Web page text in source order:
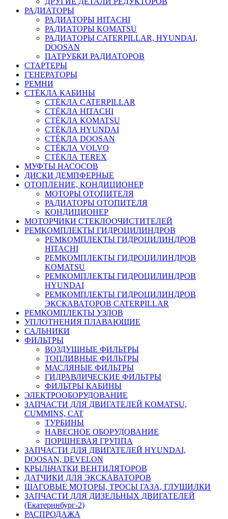
РАДИАТОРЫ
РАДИАТОРЫ HITACHI
РАДИАТОРЫ KOMATSU
РАДИАТОРЫ CATERPILLAR, HYUNDAI,
DOOSAN
ПАТРУБКИ РАДИАТОРОВ
СТАРТЕРЫ
ГЕНЕРАТОРЫ
РЕМНИ
СТЁКЛА КАБИНЫ
СТЁКЛА CATERPILLAR
СТЁКЛА HITACHI
СТЁКЛА KOMATSU
СТЁКЛА HYUNDAI
СТЁКЛА DOOSAN
СТЁКЛА VOLVO
СТЁКЛА TEREX
МУФТЫ НАСОСОВ
ДИСКИ ДЕМПФЕРНЫЕ
ОТОПЛЕНИЕ, КОНДИЦИОНЕР
МОТОРЫ ОТОПИТЕЛЯ
РАДИАТОРЫ ОТОПИТЕЛЯ
КОНДИЦИОНЕР
МОТОРЧИКИ СТЕКЛООЧИСТИТЕЛЕЙ
РЕМКОМПЛЕКТЫ ГИДРОЦИЛИНДРОВ
РЕМКОМПЛЕКТЫ ГИДРОЦИЛИНДРОВ
HITACHI
РЕМКОМПЛЕКТЫ ГИДРОЦИЛИНДРОВ
KOMATSU
РЕМКОМПЛЕКТЫ ГИДРОЦИЛИНДРОВ
HYUNDAI
РЕМКОМПЛЕКТЫ ГИДРОЦИЛИНДРОВ
ЭКСКАВАТОРОВ CATERPILLAR
РЕМКОМПЛЕКТЫ УЗЛОВ
УПЛОТНЕНИЯ ПЛАВАЮЩИЕ
САЛЬНИКИ
ФИЛЬТРЫ
ВОЗДУШНЫЕ ФИЛЬТРЫ
ТОПЛИВНЫЕ ФИЛЬТРЫ
МАСЛЯНЫЕ ФИЛЬТРЫ
ГИДРАВЛИЧЕСКИЕ ФИЛЬТРЫ
ФИЛЬТРЫ КАБИНЫ
ЭЛЕКТРООБОРУДОВАНИЕ
ЗАПЧАСТИ ДЛЯ ДВИГАТЕЛЕЙ KOMATSU,
CUMMINS, CAT
ТУРБИНЫ
НАВЕСНОЕ ОБОРУДОВАНИЕ
ПОРШНЕВАЯ ГРУППА
ЗАПЧАСТИ ДЛЯ ДВИГАТЕЛЕЙ HYUNDAI,
DOOSAN, DEVELON
КРЫЛЬЧАТКИ ВЕНТИЛЯТОРОВ
ДАТЧИКИ ДЛЯ ЭКСКАВАТОРОВ
ШАГОВЫЕ МОТОРЫ, ТРОСЫ ГАЗА, ГЛУШИЛКИ
ЗАПЧАСТИ ДЛЯ ДИЗЕЛЬНЫХ ДВИГАТЕЛЕЙ
(Екатеринбург-2)
РАСПРОДАЖА